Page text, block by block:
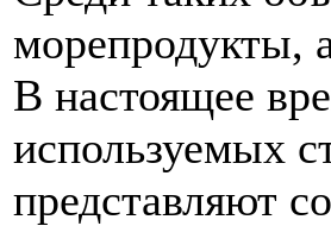
морепродукты,
В настоящее
используемых
представляют